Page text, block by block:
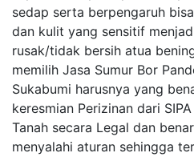
sedap serta berpengaruh
dan kulit yang sensitif
rusak/tidak bersih atua
memilih Jasa Sumur Bor
Sukabumi harusnya yang
keresmian Perizinan dari
Tanah secara Legal dan
menyalahi aturan sehingga